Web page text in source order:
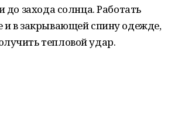
до захода солнца. Работать
и в закрывающей спину одежде,
тепловой удар.